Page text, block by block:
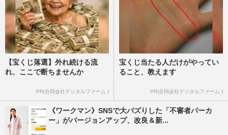
【宝くじ落選】外れ続ける流
れ、ここで断ちませんか
PR(合同会社デジタルファーム )
宝くじ当たる人だけがやってい
ること、教えます
PR(合同会社デジタルファーム )
《ワークマン》SNSで大バズりした「不審者パーカ
ー」がバージョンアップ、改良＆新...